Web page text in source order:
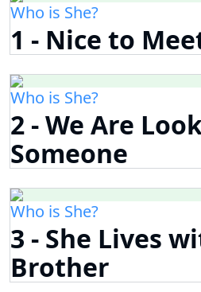
Who is She?
1 - Nice to
Who is She?
2 - We Are
Someone
Who is She?
3 - She Lives
Brother